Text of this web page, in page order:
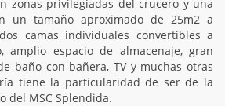
zonas privilegiadas del crucero y una
un tamaño aproximado de 25m2 a
camas individuales convertibles a
amplio espacio de almacenaje, gran
baño con bañera, TV y muchas otras
tiene la particularidad de ser de la
del MSC Splendida.